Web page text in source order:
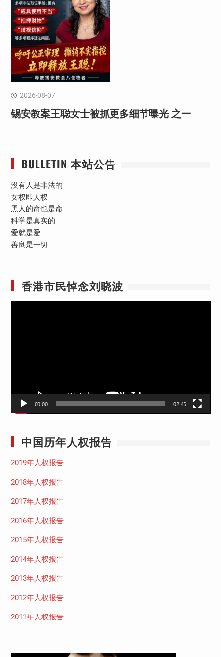
2026-08-07
锡安教案王聪女士被抓更多细节曝光 之一
BULLETIN 本站公告
没有人是非法的
女权即人权
黑人的命也是命
科学是真实的
爱就是爱
善良是一切
香港市民悼念刘晓波
00:00 02:46
中国历年人权报告
2019年人权报告
2018年人权报告
2017年人权报告
2016年人权报告
2015年人权报告
2014年人权报告
2013年人权报告
2012年人权报告
2011年人权报告